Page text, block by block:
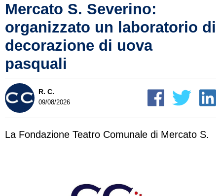
Mercato S. Severino:
organizzato un laboratorio di
decorazione di uova
pasquali
R. C.
09/08/2026
La Fondazione Teatro Comunale di Mercato S.